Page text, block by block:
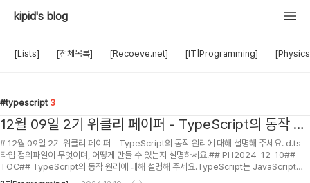
kipid's blog
[Lists] [전체목록] [Recoeve.net] [IT|Programming]
typescript 3
12월 09일 2기 위클리 페이퍼 - TypeScript의 동작 원
리에 대해 설명해 주세요. d.ts 타입 정의파일이 무엇이
며, 어떻게 만들 수 있는지 설명하세요.
# 12월 09일 2기 위클리 페이퍼 - TypeScript의 동작 원리에 대해 설명해 주세요. d.ts
타입 정의파일이 무엇이며, 어떻게 만들 수 있는지 설명하세요.## PH2024-12-10##
TOC## TypeScript의 동작 원리에 대해 설명해 주세요.TypeScript는 JavaScript의
슈퍼셋으로, JavaScript에 정적 타입을 추가한 언어입니다. 동작 원리를 이해하려면 다음